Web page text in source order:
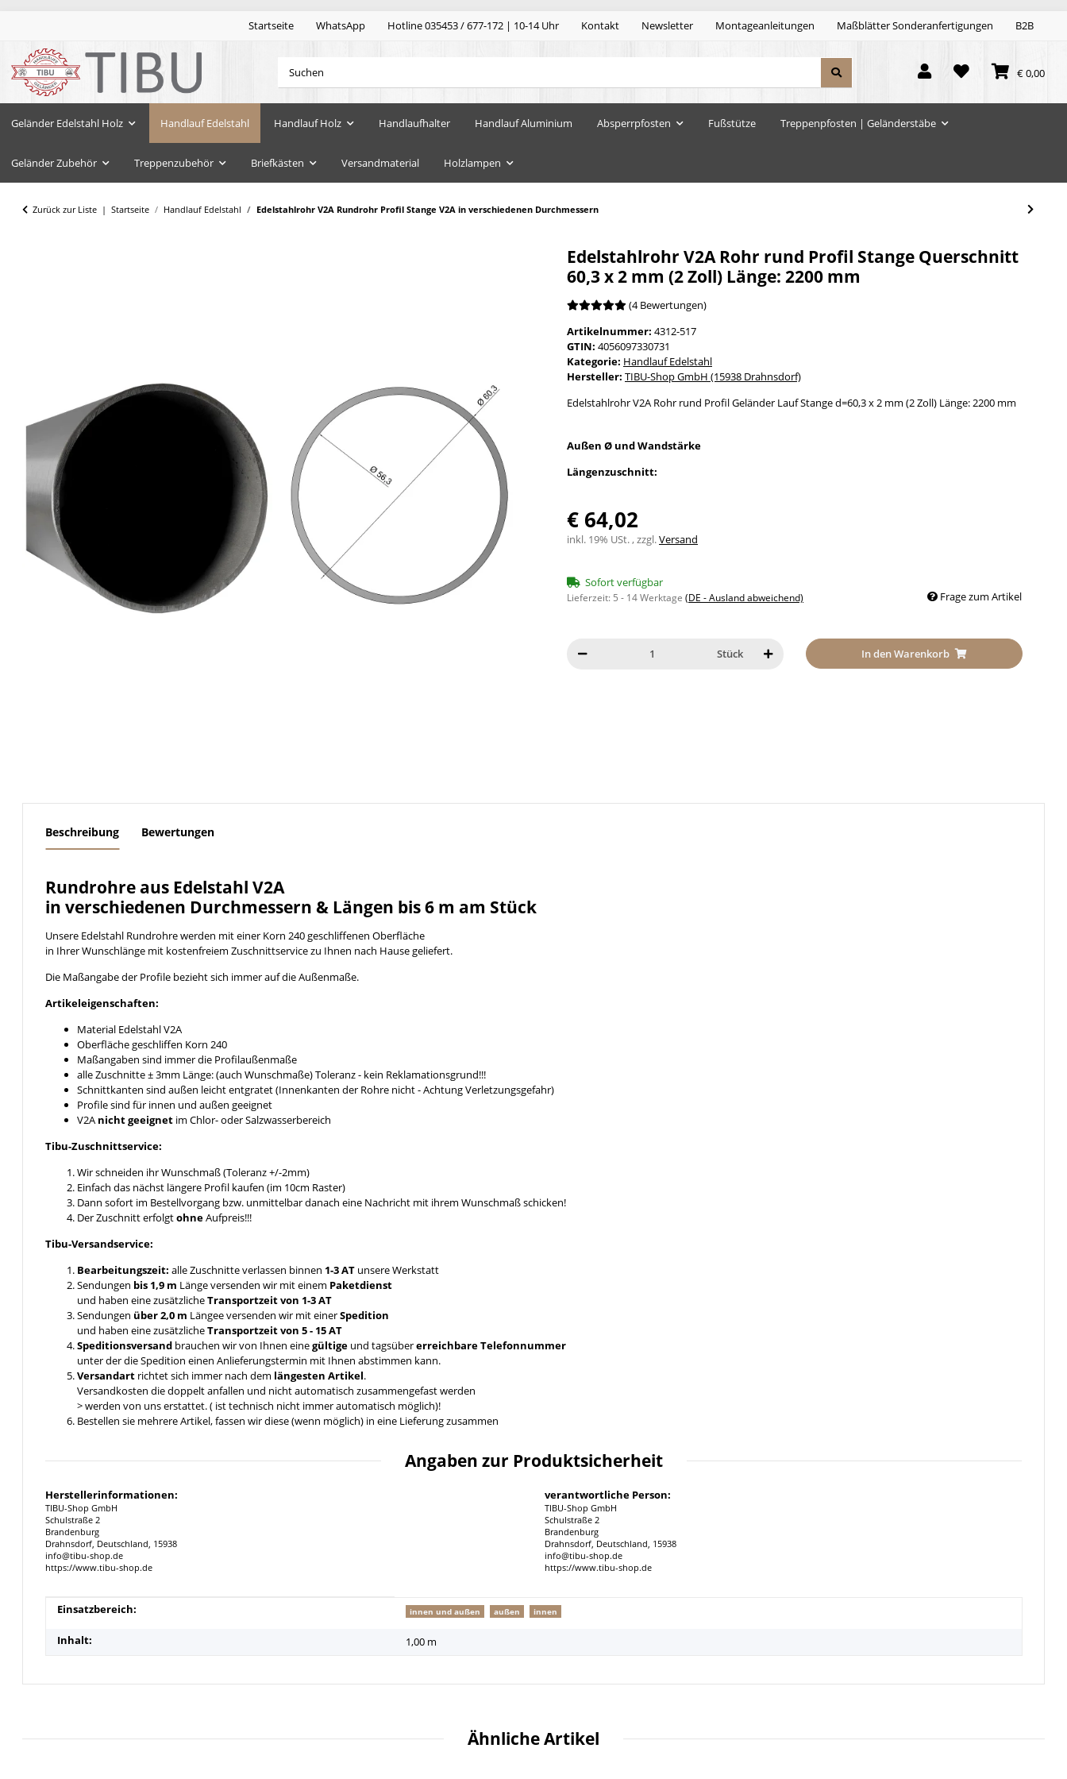
Startseite WhatsApp Hotline 035453 / 677-172 | 10-14 Uhr Kontakt Newsletter Montageanleitungen Maßblätter Sonderanfertigungen B2B
€ 0,00
Geländer Edelstahl Holz Handlauf Edelstahl Handlauf Holz Handlaufhalter Handlauf Aluminium Absperrpfosten Fußstütze Treppenpfosten | Geländerstäbe
Geländer Zubehör Treppenzubehör Briefkästen Versandmaterial Holzlampen
Zurück zur Liste Startseite Handlauf Edelstahl Edelstahlrohr V2A Rundrohr Profil Stange V2A in verschiedenen Durchmessern
Edelstahlrohr V2A Rohr rund Profil Stange Querschnitt
60,3 x 2 mm (2 Zoll) Länge: 2200 mm
(4 Bewertungen)
Artikelnummer: 4312-517
GTIN: 4056097330731
Kategorie: Handlauf Edelstahl
Hersteller: TIBU-Shop GmbH (15938 Drahnsdorf)
Edelstahlrohr V2A Rohr rund Profil Geländer Lauf Stange d=60,3 x 2 mm (2 Zoll) Länge: 2200 mm
Außen Ø und Wandstärke
Längenzuschnitt:
€ 64,02
inkl. 19% USt. , zzgl.Versand
Sofort verfügbar
Lieferzeit: 5 - 14 Werktage (DE - Ausland abweichend) Frage zum Artikel
Stück In den Warenkorb
Beschreibung Bewertungen
Rundrohre aus Edelstahl V2A
in verschiedenen Durchmessern & Längen bis 6 m am Stück
Unsere Edelstahl Rundrohre werden mit einer Korn 240 geschliffenen Oberfläche
in Ihrer Wunschlänge mit kostenfreiem Zuschnittservice zu Ihnen nach Hause geliefert.
Die Maßangabe der Profile bezieht sich immer auf die Außenmaße.
Artikeleigenschaften:
Material Edelstahl V2A
Oberfläche geschliffen Korn 240
Maßangaben sind immer die Profilaußenmaße
alle Zuschnitte ± 3mm Länge: (auch Wunschmaße) Toleranz - kein Reklamationsgrund!!!
Schnittkanten sind außen leicht entgratet (Innenkanten der Rohre nicht - Achtung Verletzungsgefahr)
Profile sind für innen und außen geeignet
V2A nicht geeignet im Chlor- oder Salzwasserbereich
Tibu-Zuschnittservice:
Wir schneiden ihr Wunschmaß (Toleranz +/-2mm)
Einfach das nächst längere Profil kaufen (im 10cm Raster)
Dann sofort im Bestellvorgang bzw. unmittelbar danach eine Nachricht mit ihrem Wunschmaß schicken!
Der Zuschnitt erfolgtohneAufpreis!!!
Tibu-Versandservice:
Bearbeitungszeit: alle Zuschnitte verlassen binnen 1-3 AT unsere Werkstatt
Sendungen bis 1,9 m Länge versenden wir mit einem Paketdienst
und haben eine zusätzlicheTransportzeit von 1-3 AT
Sendungen über 2,0 m Längee versenden wir mit einerSpedition
und haben eine zusätzlicheTransportzeit von 5 - 15 AT
Speditionsversand brauchen wir von Ihnen einegültige und tagsübererreichbare Telefonnummer
unter der die Spedition einen Anlieferungstermin mit Ihnen abstimmen kann.
Versandart richtet sich immer nach dem längesten Artikel.
Versandkosten die doppelt anfallen und nicht automatisch zusammengefast werden
> werden von uns erstattet. ( ist technisch nicht immer automatisch möglich)!
Bestellen sie mehrere Artikel, fassen wir diese (wenn möglich) in eine Lieferung zusammen
Angaben zur Produktsicherheit
Herstellerinformationen:
TIBU-Shop GmbH
Schulstraße 2
Brandenburg
Drahnsdorf, Deutschland, 15938
info@tibu-shop.de
https://www.tibu-shop.de
verantwortliche Person:
TIBU-Shop GmbH
Schulstraße 2
Brandenburg
Drahnsdorf, Deutschland, 15938
info@tibu-shop.de
https://www.tibu-shop.de
Produkteigenschaft
Wert
Einsatzbereich: innen und außen außen innen
Inhalt: 1,00 m
Ähnliche Artikel